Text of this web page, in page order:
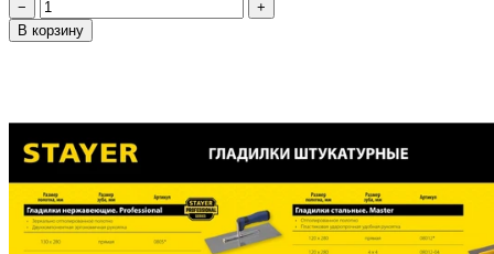
−
+
В корзину